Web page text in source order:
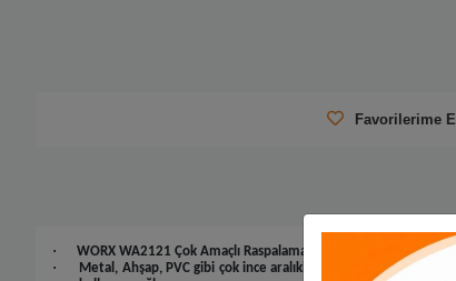
Favorilerime
· WORX WA2121 Çok Amaçlı Raspalama Makinası İçin 34x34mm
·
Metal, Ahşap, PVC gibi çok ince aralıklı ızgara şeklinde